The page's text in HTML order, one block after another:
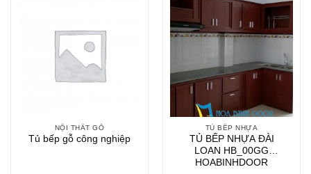
NỘI THẤT GỖ
Tủ bếp gỗ công nghiệp
TỦ BẾP NHỰA
TỦ BẾP NHỰA ĐÀI
LOAN HB_00GG
HOABINHDOOR